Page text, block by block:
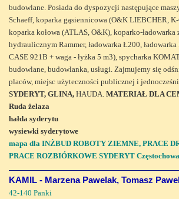
budowlane. Posiada do dyspozycji następujące
Schaeff, koparka gąsiennicowa (O&K LIEBCHER,
koparka kołowa (ATLAS, O&K), koparko-ładowarka
hydraulicznym Rammer, ładowarka Ł200,
CASE 921B + waga - łyżka 5 m3), spycharka
budowlane, budowlanka, usługi. Zajmujemy się
placów, miejsc użyteczności publicznej i
SYDERYT, GLINA, HAUDA. MATERIAŁ DLA
Ruda żelaza
hałda syderytu
wysiewki syderytowe
mapa dla INŻBUD ROBOTY ZIEMNE, PRACE
PRACE ROZBIÓRKOWE SYDERYT Częstochowa
KAMIL - Marzena Pawelak, Tomasz
42-140 Panki